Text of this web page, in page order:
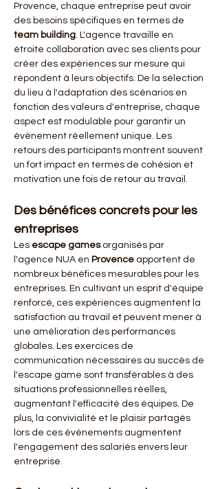
Provence, chaque entreprise peut avoir
des besoins spécifiques en termes de
team building. L'agence travaille en
étroite collaboration avec ses clients pour
créer des expériences sur mesure qui
répondent à leurs objectifs. De la sélection
du lieu à l'adaptation des scénarios en
fonction des valeurs d'entreprise, chaque
aspect est modulable pour garantir un
événement réellement unique. Les
retours des participants montrent souvent
un fort impact en termes de cohésion et
motivation une fois de retour au travail.
Des bénéfices concrets pour les
entreprises
Les escape games organisés par
l'agence NUA en Provence apportent de
nombreux bénéfices mesurables pour les
entreprises. En cultivant un esprit d'équipe
renforcé, ces expériences augmentent la
satisfaction au travail et peuvent mener à
une amélioration des performances
globales. Les exercices de
communication nécessaires au succès de
l'escape game sont transférables à des
situations professionnelles réelles,
augmentant l'efficacité des équipes. De
plus, la convivialité et le plaisir partagés
lors de ces événements augmentent
l'engagement des salariés envers leur
entreprise.